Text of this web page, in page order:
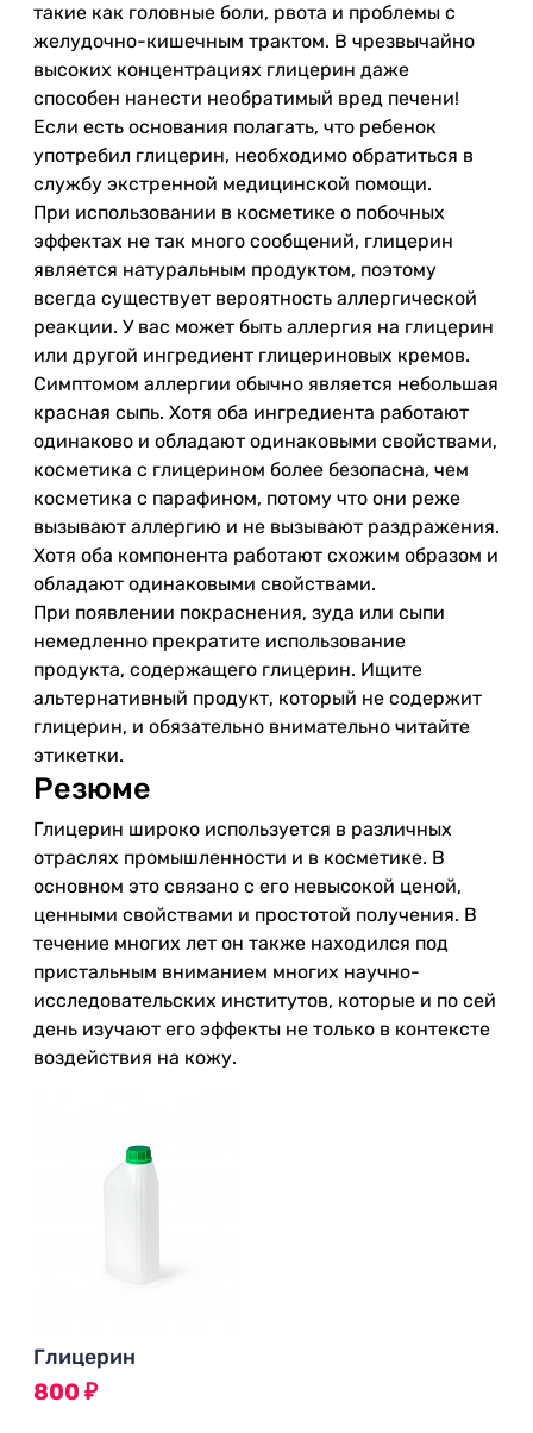
такие как головные боли, рвота и проблемы с
желудочно-кишечным трактом. В чрезвычайно
высоких концентрациях глицерин даже
способен нанести необратимый вред печени!
Если есть основания полагать, что ребенок
употребил глицерин, необходимо обратиться в
службу экстренной медицинской помощи.
При использовании в косметике о побочных
эффектах не так много сообщений, глицерин
является натуральным продуктом, поэтому
всегда существует вероятность аллергической
реакции. У вас может быть аллергия на глицерин
или другой ингредиент глицериновых кремов.
Симптомом аллергии обычно является небольшая
красная сыпь. Хотя оба ингредиента работают
одинаково и обладают одинаковыми свойствами,
косметика с глицерином более безопасна, чем
косметика с парафином, потому что они реже
вызывают аллергию и не вызывают раздражения.
Хотя оба компонента работают схожим образом и
обладают одинаковыми свойствами.
При появлении покраснения, зуда или сыпи
немедленно прекратите использование
продукта, содержащего глицерин. Ищите
альтернативный продукт, который не содержит
глицерин, и обязательно внимательно читайте
этикетки.
Резюме
Глицерин широко используется в различных
отраслях промышленности и в косметике. В
основном это связано с его невысокой ценой,
ценными свойствами и простотой получения. В
течение многих лет он также находился под
пристальным вниманием многих научно-
исследовательских институтов, которые и по сей
день изучают его эффекты не только в контексте
воздействия на кожу.
Глицерин
800 ₽